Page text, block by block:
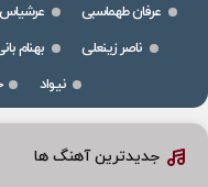
عرفان طهماسبی
عرشیاس
ناصر زینعلی
بهنام
نیواد
جدیدترین آهنگ ها